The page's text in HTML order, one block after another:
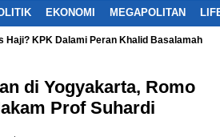
EKONOMI MEGAPOLITAN
Haji? KPK Dalami Peran Khalid Basalamah
di Yogyakarta, Romo
Prof Suhardi